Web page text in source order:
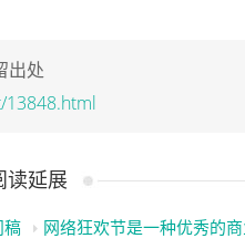
出处
读延展
稿
网络狂欢节是一种优秀的